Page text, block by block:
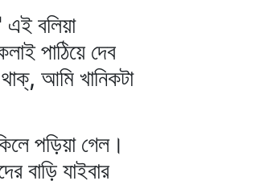
বলিয়া
পাঠিয়ে দেব
আমি খানিকটা
পড়িয়া গেল।
বাড়ি যাইবার